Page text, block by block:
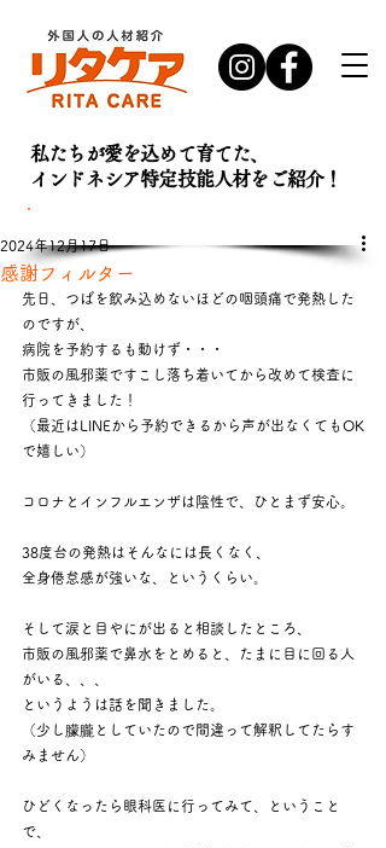
私たちが愛を込めて育てた、
インドネシア特定技能人材を ご紹介！
感謝フィルター
2024年12月17日
先日、つばを飲み込めないほどの咽頭痛で発熱した
のですが、
病院を予約するも動けず・・・
市販の風邪薬ですこし落ち着いてから改めて検査に
行ってきました！
（最近はLINEから予約できるから声が出なくてもOK
で嬉しい）
コロナとインフルエンザは陰性で、ひとまず安心。
38度台の発熱はそんなには長くなく、
全身倦怠感が強いな、というくらい。
そして涙と目やにが出ると相談したところ、
市販の風邪薬で鼻水をとめると、たまに目に回る人
がいる、、、
というようは話を聞きました。
（少し朦朧としていたので間違って解釈してたらす
みません）
ひどくなったら眼科医に行ってみて、ということ
で、